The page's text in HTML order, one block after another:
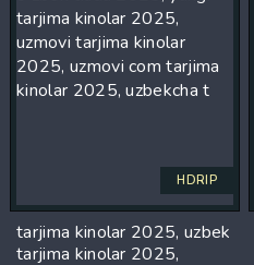
HDRIP
tarjima kinolar 2025, uzbek
tarjima kinolar 2025,